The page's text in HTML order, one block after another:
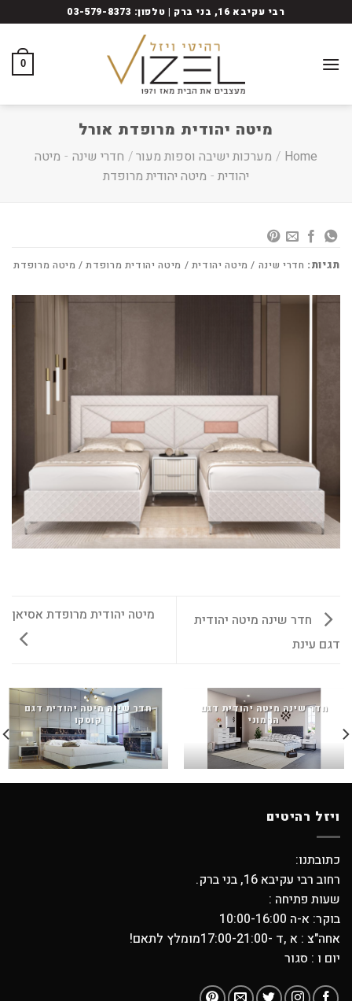
to
רבי עקיבא 16, בני ברק | טלפון: 03-579-8373
0
מיטה יהודית מרופדת אורל
Home
/ מערכות ישיבה וספות מעור/ חדרי שינה - מיטה
יהודית - מיטה יהודית מרופדת
תגיות: חדרי שינה / מיטה יהודית / מיטה יהודית מרופדת / מיטה מרופדת
חדר שינה מיטה יהודית
דגם עינת
מיטה יהודית מרופדת אסיאן
חדר שינה מיטה יהודית דגם
הרמוני
חדר שינה מיטה יהודית דגם
קוסקו
ויזל רהיטים
כתובתנו:
רחוב רבי עקיבא 16, בני ברק.
שעות פתיחה :
בוקר: א-ה 10:00-16:00
אחה"צ : א ,ד -17:00-21:00מומלץ לתאם!
יום ו : סגור